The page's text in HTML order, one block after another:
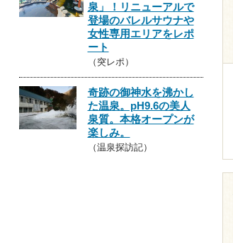
泉」！リニューアルで
登場のバレルサウナや
女性専用エリアをレポ
ート
（突レポ）
奇跡の御神水を沸かし
た温泉。pH9.6の美人
泉質。本格オープンが
楽しみ。
（温泉探訪記）